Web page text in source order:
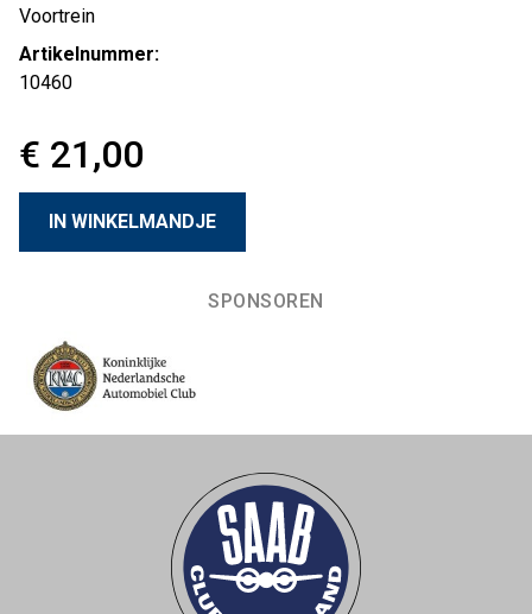
Voortrein
Artikelnummer:
10460
€ 21,00
SPONSOREN